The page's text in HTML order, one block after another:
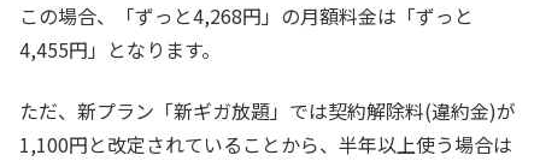
この場合、「ずっと4,268円」の月額料金は「ずっと
4,455円」となります。
ただ、新プラン「新ギガ放題」では契約解除料(違約金)が
1,100円と改定されていることから、半年以上使う場合は